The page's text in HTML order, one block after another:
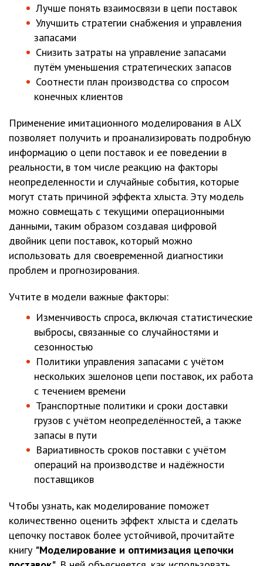
Лучше понять взаимосвязи в цепи поставок
Улучшить стратегии снабжения и управления
запасами
Снизить затраты на управление запасами
путём уменьшения стратегических запасов
Соотнести план производства со спросом
конечных клиентов
Применение имитационного моделирования в ALX
позволяет получить и проанализировать подробную
информацию о цепи поставок и ее поведении в
реальности, в том числе реакцию на факторы
неопределенности и случайные события, которые
могут стать причиной эффекта хлыста. Эту модель
можно совмещать с текущими операционными
данными, таким образом создавая цифровой
двойник цепи поставок, который можно
использовать для своевременной диагностики
проблем и прогнозирования.
Учтите в модели важные факторы:
Изменчивость спроса, включая статистические
выбросы, связанные со случайностями и
сезонностью
Политики управления запасами с учётом
нескольких эшелонов цепи поставок, их работа
с течением времени
Транспортные политики и сроки доставки
грузов с учётом неопределённостей, а также
запасы в пути
Вариативность сроков поставки с учётом
операций на производстве и надёжности
поставщиков
Чтобы узнать, как моделирование поможет
количественно оценить эффект хлыста и сделать
цепочку поставок более устойчивой, прочитайте
книгу "Моделирование и оптимизация цепочки